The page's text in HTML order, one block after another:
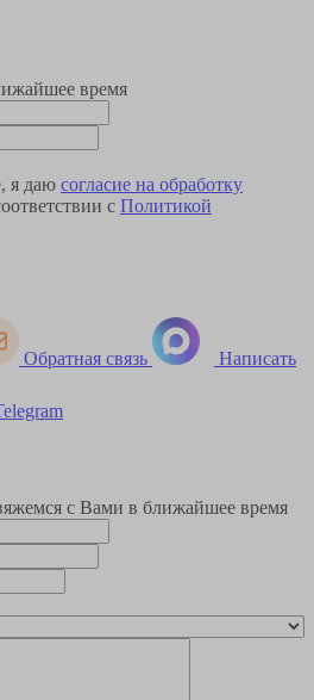
время
я даю согласие на обработку
с Политикой
Обратная связь Написать
с Вами в ближайшее время